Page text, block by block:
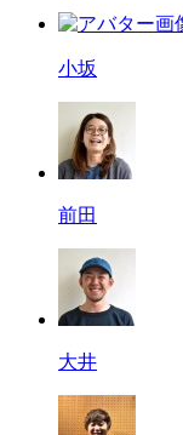
小坂
前田
大井